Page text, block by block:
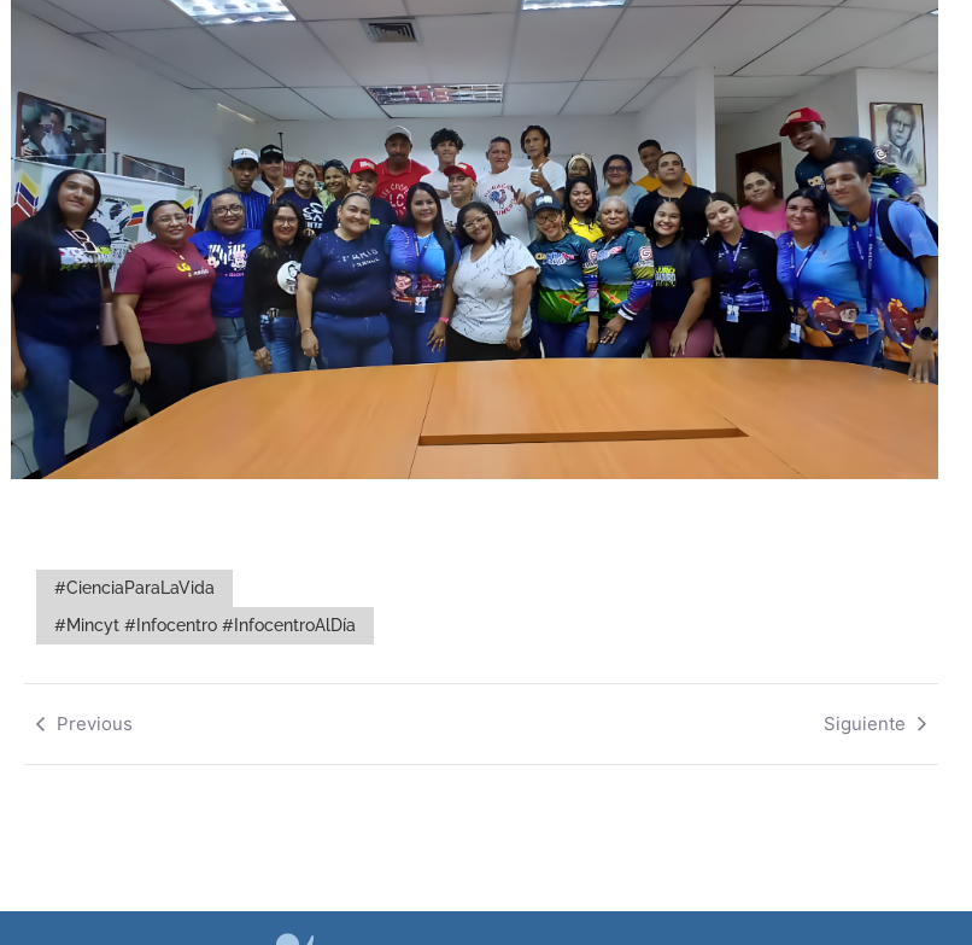
#CienciaParaLaVida
#Mincyt #Infocentro #InfocentroAlDía
Previous Siguiente